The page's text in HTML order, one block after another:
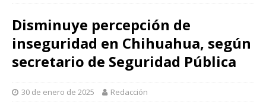
Disminuye percepción de
inseguridad en Chihuahua, según
secretario de Seguridad Pública
30 de enero de 2025 Redacción